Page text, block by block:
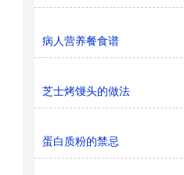
病人营养餐食谱
芝士烤馒头的做法
蛋白质粉的禁忌